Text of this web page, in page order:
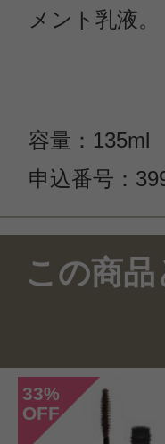
メント乳液。
容量：135ml
申込番号：
この商
8件のレビ
この商
33%
OFF